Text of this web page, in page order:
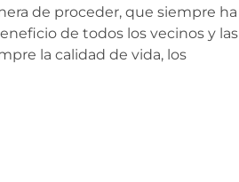
de proceder, que siempre ha
de todos los vecinos y las
la calidad de vida, los